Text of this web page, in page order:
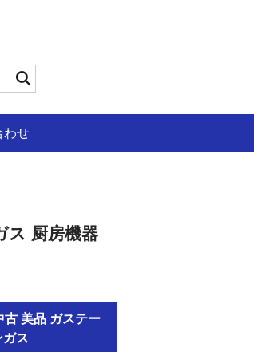
わせ
ス 厨房機器
古 美品 ガステー
ガス